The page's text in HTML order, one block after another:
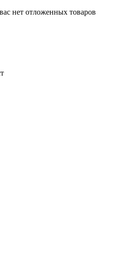
нет отложенных товаров